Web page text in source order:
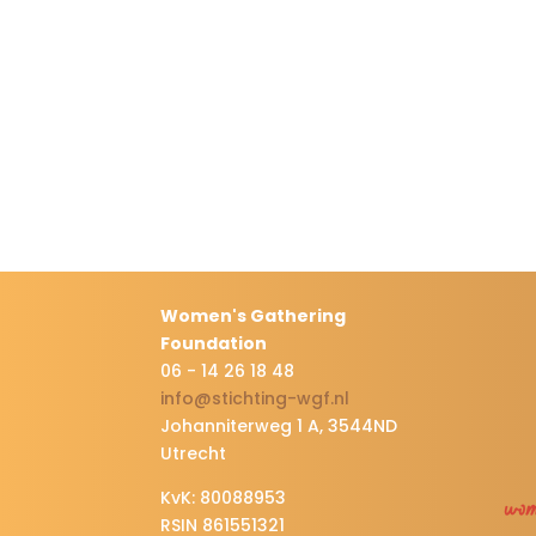
Women's Gathering
Foundation
06 - 14 26 18 48
info@stichting-wgf.nl
Johanniterweg 1 A, 3544ND
Utrecht
KvK: 80088953
RSIN 861551321